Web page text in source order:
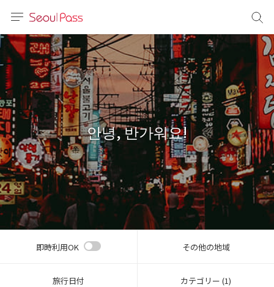
体)
文 (台灣)
안녕, 반가워요!
即時利用OK その他の地域
旅行日付 カテゴリー (1)